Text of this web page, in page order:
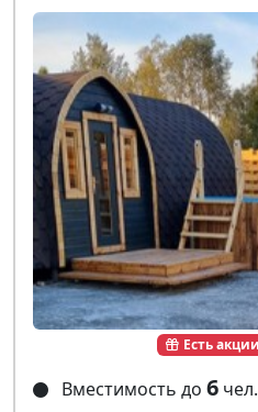
Есть
Вместимость до 6 чел.